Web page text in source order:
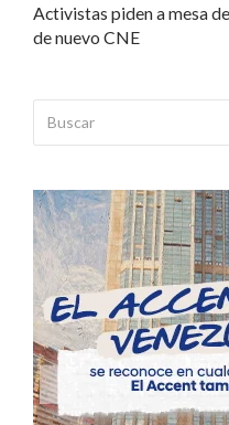
Activistas piden a mesa
de nuevo CNE